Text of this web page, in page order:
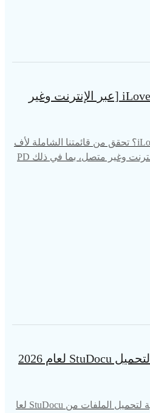
أفضل 10 بدائل لـ iLovePDF [عبر الإنترنت وغير
هل تبحث عن بديل لـ iLovePDF؟ تحقق من قائمتنا الشاملة لأف
ضل 10 محرري PDF عبر الإنترنت وغير متصل، بما في ذلك PD
أفضل 4 أدوات مجانية لتحميل StuDocu لعام 2026
اكتشف أفضل 4 أدوات مجانية لتحميل الملفات من StuDocu لعا